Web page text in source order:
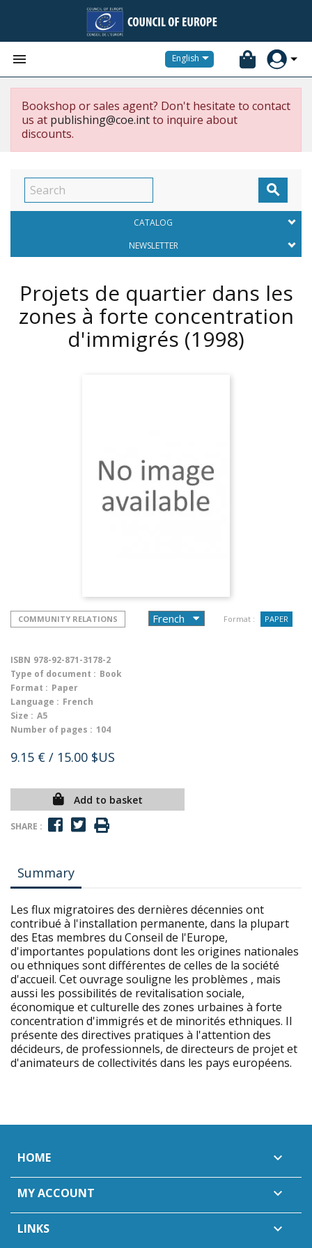
 English
Bookshop or sales agent? Don't hesitate to contact
us at publishing@coe.intto inquire about
discounts.

CATALOG
NEWSLETTER
Projets de quartier dans les
zones à forte concentration
d'immigrés (1998)
COMMUNITY RELATIONS Format : PAPER
ISBN 978-92-871-3178-2
Type of document : Book
Format : Paper
Language : French
Size : A5
Number of pages : 104
9.15 € / 15.00 $US
Add to basket
SHARE :
Summary
Les flux migratoires des dernières décennies ont
contribué à l'installation permanente, dans la plupart
des Etas membres du Conseil de l'Europe,
d'importantes populations dont les origines nationales
ou ethniques sont différentes de celles de la société
d'accueil. Cet ouvrage souligne les problèmes , mais
aussi les possibilités de revitalisation sociale,
économique et culturelle des zones urbaines à forte
concentration d'immigrés et de minorités ethniques. Il
présente des directives pratiques à l'attention des
décideurs, de professionnels, de directeurs de projet et
d'animateurs de collectivités dans les pays européens.
HOME 
MY ACCOUNT 
LINKS 